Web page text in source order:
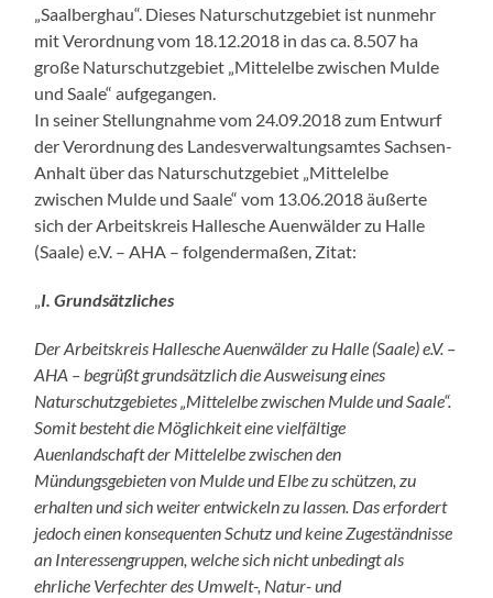
„Saalberghau“. Dieses Naturschutzgebiet ist nunmehr
mit Verordnung vom 18.12.2018 in das ca. 8.507 ha
große Naturschutzgebiet „Mittelelbe zwischen Mulde
und Saale“ aufgegangen.
In seiner Stellungnahme vom 24.09.2018 zum Entwurf
der Verordnung des Landesverwaltungsamtes Sachsen-
Anhalt über das Naturschutzgebiet „Mittelelbe
zwischen Mulde und Saale“ vom 13.06.2018 äußerte
sich der Arbeitskreis Hallesche Auenwälder zu Halle
(Saale) e.V. – AHA – folgendermaßen, Zitat:
I. Grundsätzliches
Der Arbeitskreis Hallesche Auenwälder zu Halle (Saale) e.V. –
AHA – begrüßt grundsätzlich die Ausweisung eines
Naturschutzgebietes „Mittelelbe zwischen Mulde und Saale“.
Somit besteht die Möglichkeit eine vielfältige
Auenlandschaft der Mittelelbe zwischen den
Mündungsgebieten von Mulde und Elbe zu schützen, zu
erhalten und sich weiter entwickeln zu lassen. Das erfordert
jedoch einen konsequenten Schutz und keine Zugeständnisse
an Interessengruppen, welche sich nicht unbedingt als
ehrliche Verfechter des Umwelt-, Natur- und